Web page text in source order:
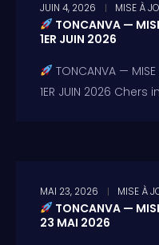
JUIN 4, 2026 MISE À
TONCANVA —
1ER JUIN 2026
TONCANVA — MISE
1ER JUIN 2026
MAI 23, 2026 MISE À
TONCANVA —
23 MAI 2026